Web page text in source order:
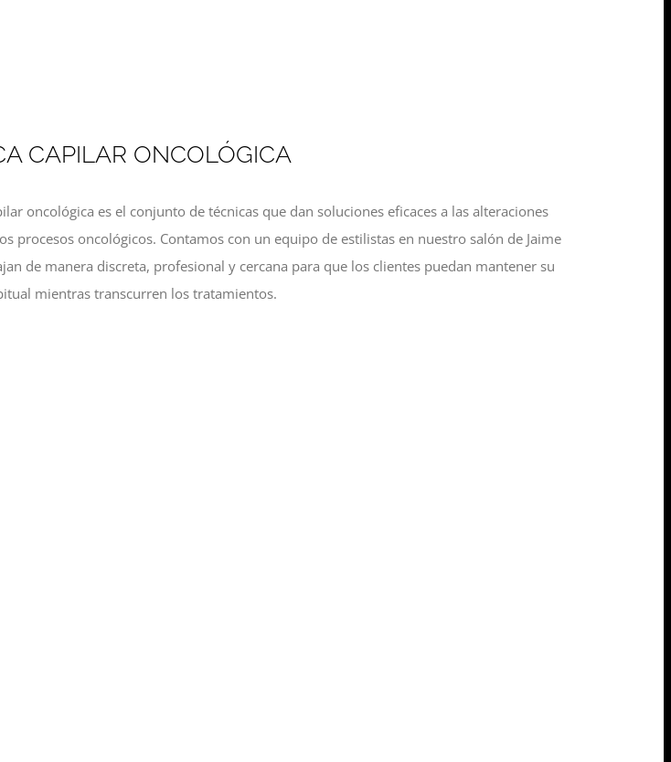
CAPILAR ONCOLÓGICA
oncológica es el conjunto de técnicas que dan soluciones eficaces a las alteraciones
procesos oncológicos. Contamos con un equipo de estilistas en nuestro salón de Jaime
de manera discreta, profesional y cercana para que los clientes puedan mantener su
mientras transcurren los tratamientos.